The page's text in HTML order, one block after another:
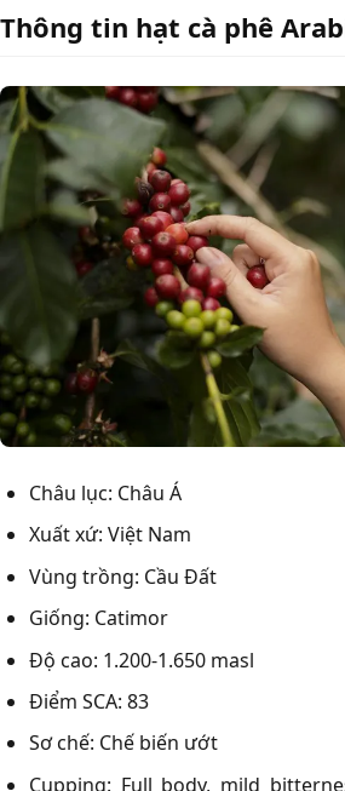
Thông tin hạt cà phê
Châu lục: Châu Á
Xuất xứ: Việt Nam
Vùng trồng: Cầu Đất
Giống: Catimor
Độ cao: 1.200-1.650 masl
Điểm SCA: 83
Sơ chế: Chế biến ướt
Cupping: Full body, mild